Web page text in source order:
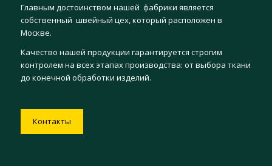
Главным достоинством нашей фабрики является
собственный швейный цех, который расположен в
Москве.
Качество нашей продукции гарантируется строгим
контролем на всех этапах производства: от выбора ткани
до конечной обработки изделий.
Контакты